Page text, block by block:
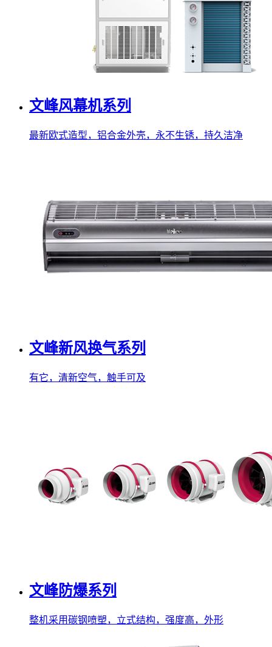
文峰风幕机系列
最新欧式造型，铝合金外壳，永不生锈，持久洁净
文峰新风换气系列
有它，清新空气，触手可及
文峰防爆系列
整机采用碳钢喷塑，立式结构，强度高，外形